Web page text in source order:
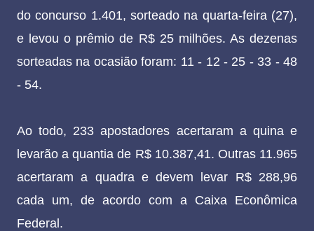
do concurso 1.401, sorteado na quarta-feira (27),
e levou o prêmio de R$ 25 milhões. As dezenas
sorteadas na ocasião foram: 11 - 12 - 25 - 33 - 48
- 54.
Ao todo, 233 apostadores acertaram a quina e
levarão a quantia de R$ 10.387,41. Outras 11.965
acertaram a quadra e devem levar R$ 288,96
cada um, de acordo com a Caixa Econômica
Federal.